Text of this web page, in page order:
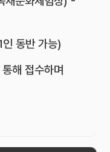
동반 가능)
해 접수하며